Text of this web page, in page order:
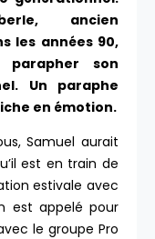
ancien
les années 90,
parapher son
Un paraphe
en émotion.
Samuel aurait
est en train de
estivale avec
est appelé pour
le groupe Pro